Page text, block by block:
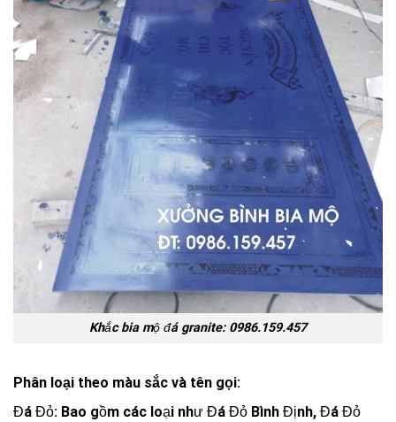
Khắc bia mộ đá granite: 0986.159.457
Phân loại theo màu sắc và tên gọi:
Đá Đỏ: Bao gồm các loại như Đá Đỏ Bình Định, Đá Đỏ